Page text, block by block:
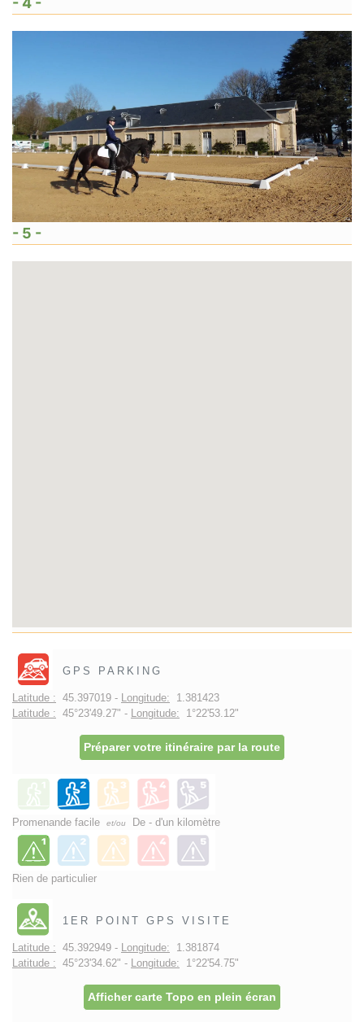
- 5 -
GPS PARKING
Latitude : 45.397019 - Longitude: 1.381423
Latitude : 45°23'49.27" - Longitude: 1°22'53.12"
Préparer votre itinéraire par la route
Promenande facile et/ou De - d'un kilomètre
Rien de particulier
1ER POINT GPS VISITE
Latitude : 45.392949 - Longitude: 1.381874
Latitude : 45°23'34.62" - Longitude: 1°22'54.75"
Afficher carte Topo en plein écran